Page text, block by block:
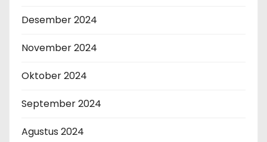
Desember 2024
November 2024
Oktober 2024
September 2024
Agustus 2024